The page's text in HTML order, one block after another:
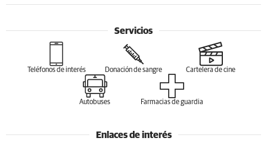
Servicios
Teléfonos de interés Donación de sangre Cartelera de cine
Autobuses Farmacias de guardia
Enlaces de interés